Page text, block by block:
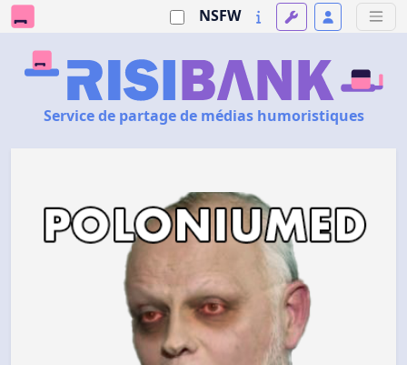
NSFW
Service de partage de médias humoristiques